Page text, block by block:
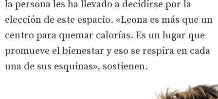
la persona les ha llevado a decidirse por la
elección de este espacio. «Leona es más que un
centro para quemar calorías. Es un lugar que
promueve el bienestar y eso se respira en cada
una de sus esquinas», sostienen.